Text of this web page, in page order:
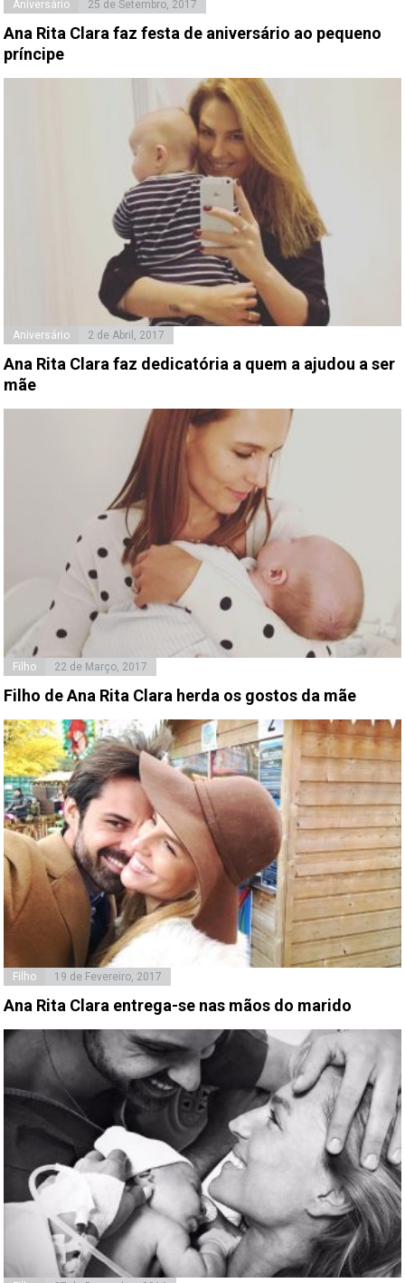
Aniversário 25 de Setembro, 2017
Ana Rita Clara faz festa de aniversário ao pequeno
príncipe
Aniversário 2 de Abril, 2017
Ana Rita Clara faz dedicatória a quem a ajudou a ser
mãe
Filho 22 de Março, 2017
Filho de Ana Rita Clara herda os gostos da mãe
Filho 19 de Fevereiro, 2017
Ana Rita Clara entrega-se nas mãos do marido